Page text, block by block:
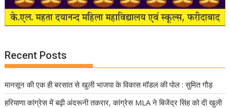
Recent Posts
मानसून की एक ही बरसात से खुली भाजपा के विकास मॉडल की पोल : सुमित गौड़
हरियाणा कांग्रेस में बढ़ी अंदरूनी तकरार, कांग्रेस MLA ने बिजेंद्र सिंह को दी खुली